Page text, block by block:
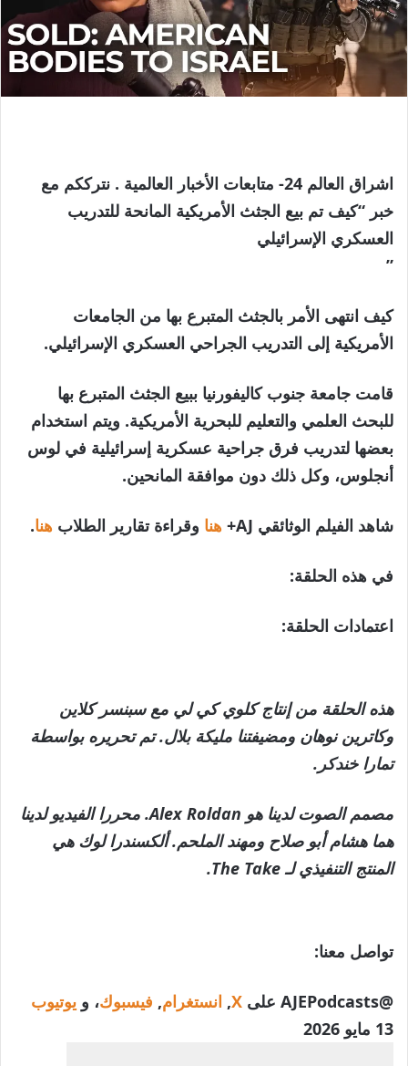
اشراق العالم 24- متابعات الأخبار العالمية . نترككم مع
خبر “كيف تم بيع الجثث الأمريكية المانحة للتدريب
العسكري الإسرائيلي
”
كيف انتهى الأمر بالجثث المتبرع بها من الجامعات
الأمريكية إلى التدريب الجراحي العسكري الإسرائيلي.
قامت جامعة جنوب كاليفورنيا ببيع الجثث المتبرع بها
للبحث العلمي والتعليم للبحرية الأمريكية. ويتم استخدام
بعضها لتدريب فرق جراحية عسكرية إسرائيلية في لوس
أنجلوس، وكل ذلك دون موافقة المانحين.
شاهد الفيلم الوثائقي AJ+ هنا وقراءة تقارير الطلاب هنا.
في هذه الحلقة:
اعتمادات الحلقة:
هذه الحلقة من إنتاج كلوي كي لي مع سبنسر كلاين
وكاترين نوهان ومضيفتنا مليكة بلال. تم تحريره بواسطة
تمارا خندكر.
مصمم الصوت لدينا هو Alex Roldan. محررا الفيديو لدينا
هما هشام أبو صلاح ومهند الملحم. ألكسندرا لوك هي
المنتج التنفيذي لـ The Take.
تواصل معنا:
@AJEPodcasts على X
, انستغرام, فيسبوك، و يوتيوب
نُشرت
13 مايو 2026